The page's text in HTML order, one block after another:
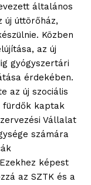
általános
új úttörőház,
Közben
az új
gyógyszertári
érdekében.
az új szociális
fürdők kaptak
Vállalat
számára
képest
az SZTK és a